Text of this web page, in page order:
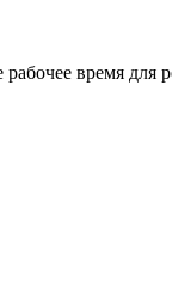
время для